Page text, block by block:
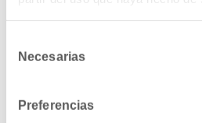
Necesarias
Preferencias
Oficial de Farmacéuticos
detección precoz de